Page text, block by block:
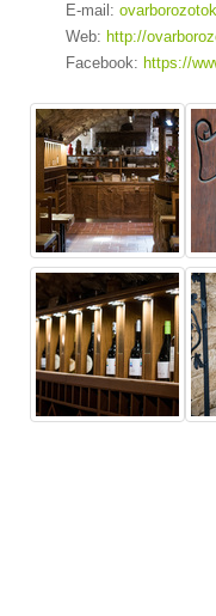
E-mail:
Web: http://
Facebook: https://